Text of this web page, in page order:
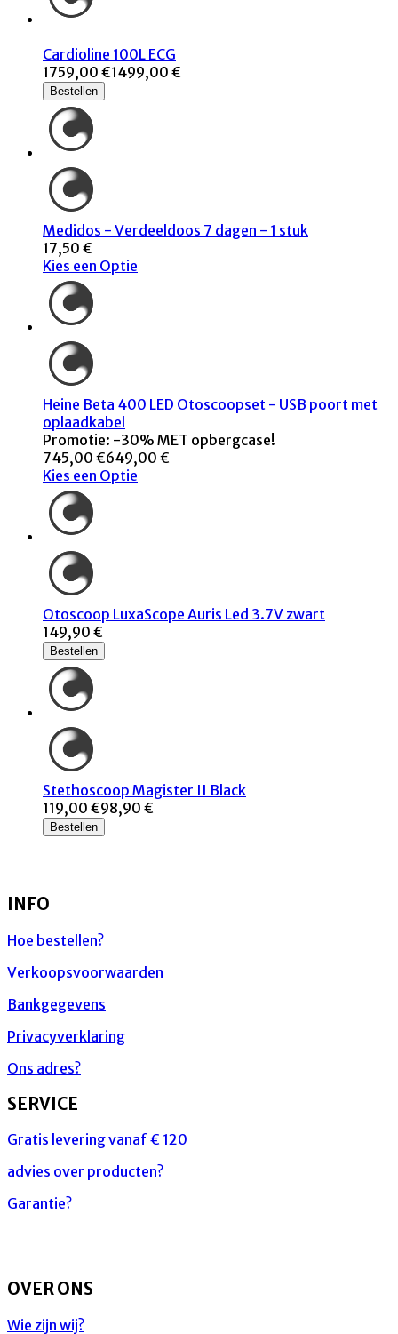
Cardioline 100L ECG
1759,00 €1499,00 €
Bestellen
Medidos - Verdeeldoos 7 dagen - 1 stuk
17,50 €
Kies een Optie
Heine Beta 400 LED Otoscoopset - USB poort met
oplaadkabel
Promotie: -30% MET opbergcase!
745,00 €649,00 €
Kies een Optie
Otoscoop LuxaScope Auris Led 3.7V zwart
149,90 €
Bestellen
Stethoscoop Magister II Black
119,00 €98,90 €
Bestellen
INFO
Hoe bestellen?
Verkoopsvoorwaarden
Bankgegevens
Privacyverklaring
Ons adres?
SERVICE
Gratis levering vanaf € 120
advies over producten?
Garantie?
OVER ONS
Wie zijn wij?